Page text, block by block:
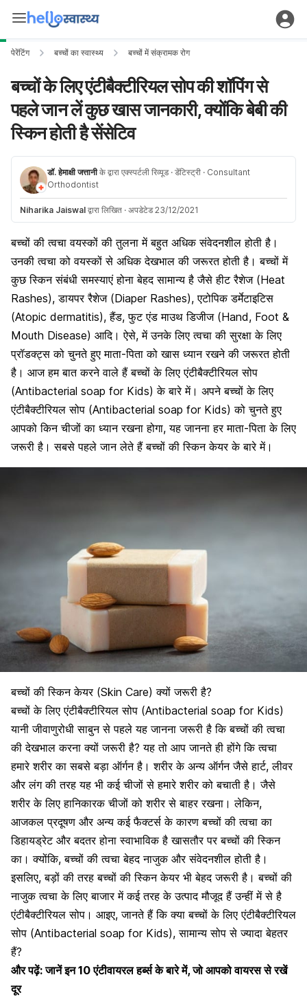
पेरेंटिंग बच्चों का स्वास्थ्य बच्चों में संक्रामक रोग
बच्चों के लिए एंटीबैक्टीरियल सोप की शॉपिंग से
पहले जान लें कुछ खास जानकारी, क्योंकि बेबी की
स्किन होती है सेंसेटिव
डॉ. हेमाक्षी जत्तानीके द्वारा एक्स्पर्टली रिव्यूड · डेंटिस्ट्री · Consultant
Orthodontist
Niharika Jaiswal द्वारा लिखित · अपडेटेड 23/12/2021
बच्चों की त्वचा वयस्कों की तुलना में बहुत अधिक संवेदनशील होती है।
उनकी त्वचा को वयस्कों से अधिक देखभाल की जरूरत होती है। बच्चों में
कुछ स्किन संबंधी समस्याएं होना बेहद सामान्य है जैसे हीट रैशेज (Heat
Rashes), डायपर रैशेज (Diaper Rashes), एटोपिक डर्मेटाइटिस
(Atopic dermatitis), हैंड, फुट एंड माउथ डिजीज (Hand, Foot &
Mouth Disease) आदि। ऐसे, में उनके लिए त्वचा की सुरक्षा के लिए
प्रॉडक्ट्स को चुनते हुए माता-पिता को खास ध्यान रखने की जरूरत होती
है। आज हम बात करने वाले हैं बच्चों के लिए एंटीबैक्टीरियल सोप
(Antibacterial soap for Kids) के बारे में। अपने बच्चों के लिए
एंटीबैक्टीरियल सोप (Antibacterial soap for Kids) को चुनते हुए
आपको किन चीजों का ध्यान रखना होगा, यह जानना हर माता-पिता के लिए
जरूरी है। सबसे पहले जान लेते हैं बच्चों की स्किन केयर के बारे में।
बच्चों की स्किन केयर (Skin Care) क्यों जरूरी है?
बच्चों के लिए एंटीबैक्टीरियल सोप (Antibacterial soap for Kids)
यानी जीवाणुरोधी साबुन से पहले यह जानना जरूरी है कि बच्चों की त्वचा
की देखभाल करना क्यों जरूरी है? यह तो आप जानते ही होंगे कि त्वचा
हमारे शरीर का सबसे बड़ा ऑर्गन है। शरीर के अन्य ऑर्गन जैसे हार्ट, लीवर
औरलंग की तरह यह भी कई चीजों से हमारे शरीरको बचाती है। जैसे
शरीर के लिए हानिकारक चीजों को शरीर से बाहर रखना। लेकिन,
आजकल प्रदूषण और अन्य कई फैक्टर्स के कारण बच्चों की त्वचा का
डिहायड्रेट और बदतर होना स्वाभाविक है खासतौर पर बच्चों की स्किन
का। क्योंकि, बच्चों की त्वचा बेहद नाजुक और संवेदनशील होती है।
इसलिए, बड़ों की तरह बच्चों की स्किन केयर भी बेहद जरूरी है।बच्चों की
नाजुक त्वचा के लिए बाजार में कई तरह के उत्पादमौजूद हैं उन्हीं में से है
एंटीबैक्टीरियल सोप। आइए, जानते हैं कि क्या बच्चों के लिए एंटीबैक्टीरियल
सोप (Antibacterial soap for Kids), सामान्य सोप से ज्यादा बेहतर
हैं?
और पढ़ें:जानें इन 10 एंटीवायरल हर्ब्स के बारे में, जो आपको वायरस से रखें
दूर